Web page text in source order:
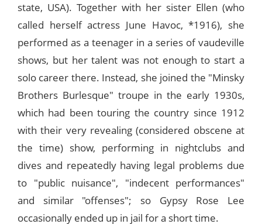
state, USA). Together with her sister Ellen (who
called herself actress June Havoc, *1916), she
performed as a teenager in a series of vaudeville
shows, but her talent was not enough to start a
solo career there. Instead, she joined the "Minsky
Brothers Burlesque" troupe in the early 1930s,
which had been touring the country since 1912
with their very revealing (considered obscene at
the time) show, performing in nightclubs and
dives and repeatedly having legal problems due
to "public nuisance", "indecent performances"
and similar "offenses"; so Gypsy Rose Lee
occasionally ended up in jail for a short time.